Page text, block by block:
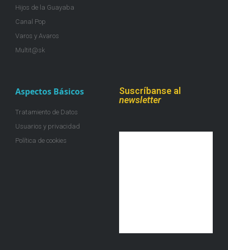
Hijos de la Guayaba
Canal Pop
Varos y Avaros
Multit@sk
Aspectos Básicos
Tratamiento de Datos
Usuarios y privacidad
Política de cookies
Suscríbanse al
newsletter